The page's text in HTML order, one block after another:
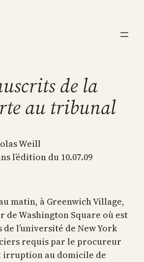
de la
au tribunal
Weill
l’édition du 10.07.09
matin, à Greenwich Village,
de Washington Square où est
de l’université de New York
requis par le procureur
au domicile de